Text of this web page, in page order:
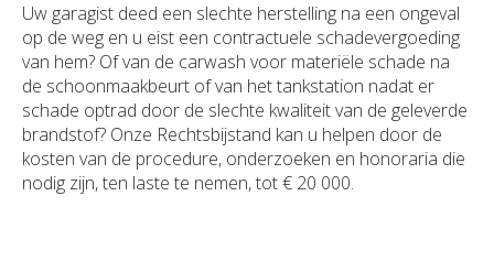
Uw garagist deed een slechte herstelling na een ongeval
op de weg en u eist een contractuele schadevergoeding
van hem? Of van de carwash voor materiële schade na
de schoonmaakbeurt of van het tankstation nadat er
schade optrad door de slechte kwaliteit van de geleverde
brandstof? Onze Rechtsbijstand kan u helpen door de
kosten van de procedure, onderzoeken en honoraria die
nodig zijn, ten laste te nemen, tot € 20 000.